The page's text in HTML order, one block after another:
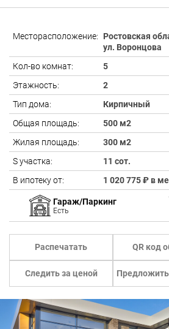
Месторасположение:
Ростовская
ул. Воронцова
Кол-во комнат:
5
Этажность:
2
Тип дома:
Кирпичный
Общая площадь:
500 м2
Жилая площадь:
300 м2
S участка:
11 сот.
В ипотеку от:
1 020 775 ₽ в
Гараж/Паркинг
Есть
Распечатать QR код
Следить за ценой